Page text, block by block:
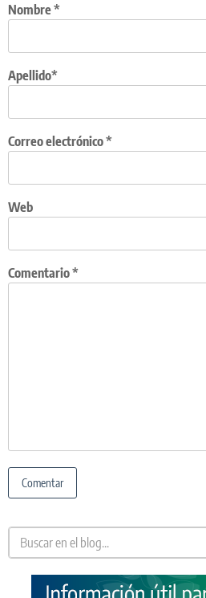
Apellido*
Nombre*
Correo electrónico*
Web
Comentario*